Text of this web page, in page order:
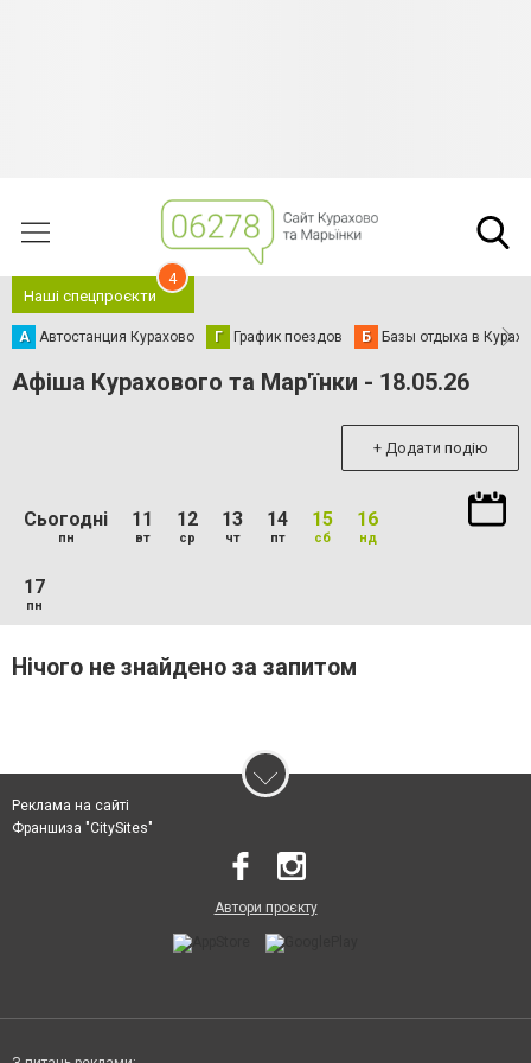
Наші спецпроєкти
4
А Автостанция Курахово Г График поездов Б Базы отдыха в
Афіша Курахового та Мар'їнки - 18.05.26
+ Додати подію
Сьогодні
пн
11
вт
12
ср
13
чт
14
пт
15
сб
16
нд
17
пн
Нічого не знайдено за запитом
Реклама на сайті
Франшиза "CitySites"
Автори проєкту